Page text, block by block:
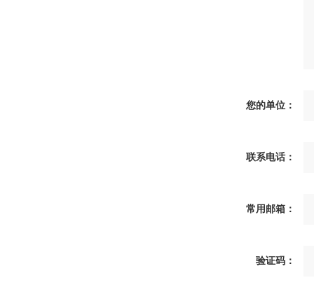
您的单位：
联系电话：
常用邮箱：
验证码：